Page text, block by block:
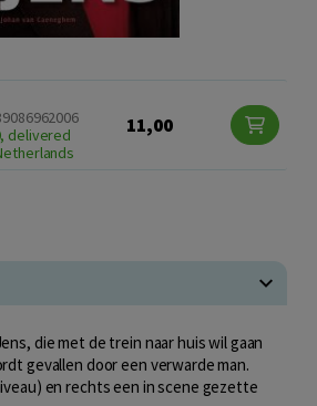
delivered
11,00
die met de trein naar huis wil gaan
gevallen door een verwarde man.
en rechts een in scene gezette